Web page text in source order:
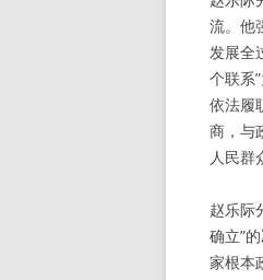
流。他
发展全
个联系
依法履
商，与
人民群
赵乐际
确立”
家根本